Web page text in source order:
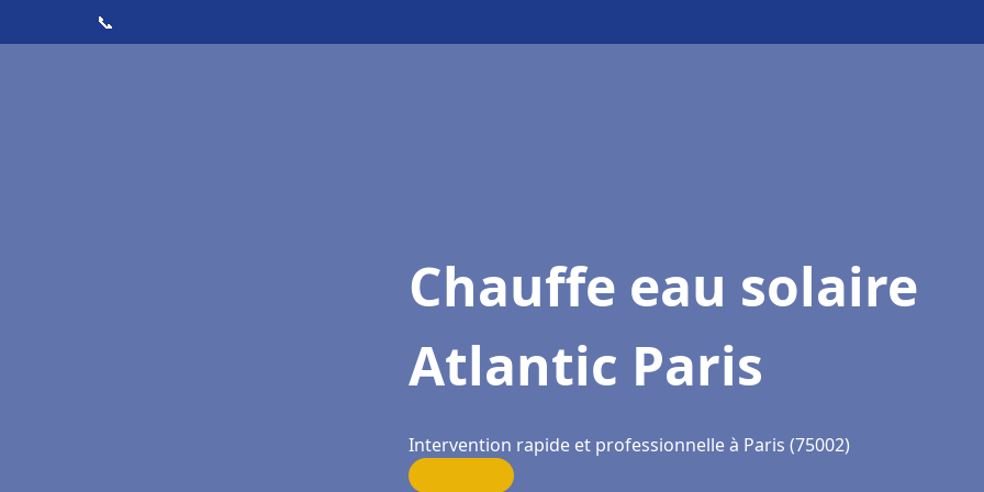
📞
Chauffe eau solaire
Atlantic Paris
Intervention rapide et professionnelle à Paris (75002)